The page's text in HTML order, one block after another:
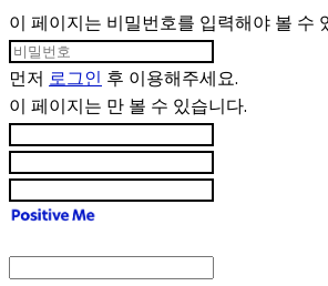
이 페이지는 비밀번호를 입력해야 볼 수
먼저 로그인 후 이용해주세요.
이 페이지는 만 볼 수 있습니다.